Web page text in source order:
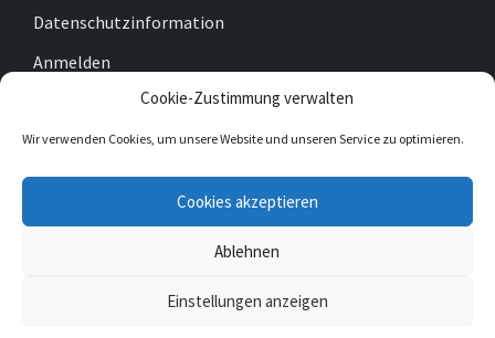
Cookie-Zustimmung verwalten
Wir verwenden Cookies, um unsere Website und unseren Service zu optimieren.
Cookies akzeptieren
Ablehnen
Einstellungen anzeigen
Datenschutzinformation
Anmelden
Cookie-Richtlinie (EU)
Facebook Twitter